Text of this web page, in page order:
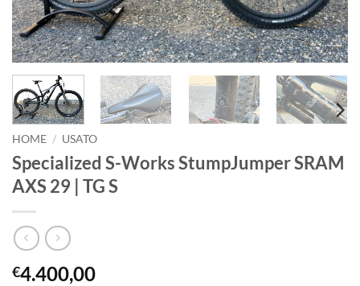
HOME / USATO
Specialized S-Works StumpJumper SRAM
AXS 29 | TG S
€4.400,00